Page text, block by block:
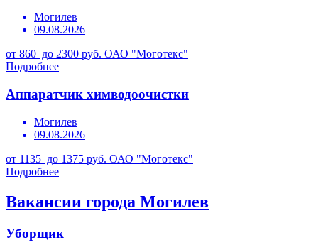
Могилев
09.08.2026
от 860 до 2300 руб. ОАО "Моготекс"
Подробнее
Аппаратчик химводоочистки
Могилев
09.08.2026
от 1135 до 1375 руб. ОАО "Моготекс"
Подробнее
Вакансии города Могилев
Уборщик